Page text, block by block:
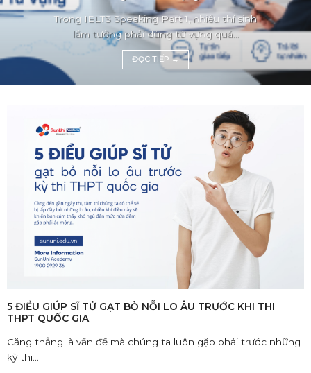
Trong IELTS Speaking Part 1, nhiều thí sinh
lầm tưởng phải dùng từ vựng quá...
ĐỌC TIẾP →
5 ĐIỀU GIÚP SĨ TỬ GẠT BỎ NỖI LO ÂU TRƯỚC KHI THI
THPT QUỐC GIA
Căng thẳng là vấn đề mà chúng ta luôn gặp phải trước những
kỳ thi...